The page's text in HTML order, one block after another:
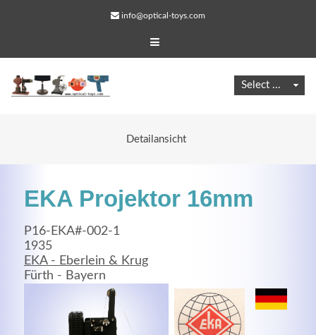
info@optical-toys.com
Detailansicht
EKA Projektor 16mm
P16-EKA#-002-1
1935
EKA - Eberlein & Krug
Fürth - Bayern
Web Projects
Lorem ipsum dolor sit amet, consectetuer adipiscing
elit. Aenean commodo ligula eget dolor.